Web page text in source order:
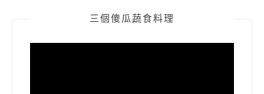
三個傻瓜蔬食料理